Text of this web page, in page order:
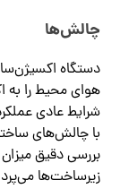
چالش‌ها
دستگاه
هوای محیط را به
شرایط عادی
با چالش‌های
بررسی دقیق
زیرساخت‌ها